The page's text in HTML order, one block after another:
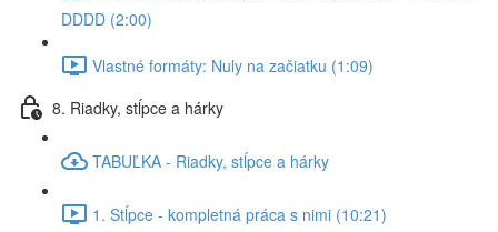
DDDD (2:00)
Vlastné formáty: Nuly na začiatku (1:09)
8. Riadky, stĺpce a hárky
TABUĽKA - Riadky, stĺpce a hárky
1. Stĺpce - kompletná práca s nimi (10:21)